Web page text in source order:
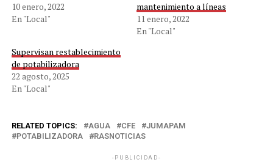
10 enero, 2022
En "Local"
mantenimiento a líneas
11 enero, 2022
En "Local"
Supervisan restablecimiento
de potabilizadora
22 agosto, 2025
En "Local"
RELATED TOPICS: AGUA CFE
JUMAPAM
POTABILIZADORA
RASNOTICIAS
-PUBLICIDAD-